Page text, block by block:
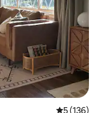
Průměrné
5 (136)